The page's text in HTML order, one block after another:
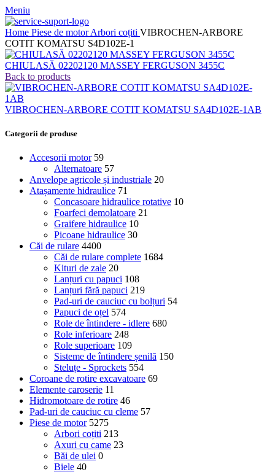
Meniu
Home Piese de motorArbori coțiti VIBROCHEN-ARBORE
COTIT KOMATSU S4D102E-1
CHIULASĂ 02202120 MASSEY FERGUSON 3455C
Back to products
VIBROCHEN-ARBORE COTIT KOMATSU SA4D102E-1AB
Categorii de produse
Accesorii motor 59
Alternatoare 57
Anvelope agricole și industriale 20
Atașamente hidraulice 71
Concasoare hidraulice rotative 10
Foarfeci demolatoare 21
Graifere hidraulice 10
Picoane hidraulice 30
Căi de rulare 4400
Căi de rulare complete 1684
Kituri de zale 20
Lanțuri cu papuci 108
Lanțuri fără papuci 219
Pad-uri de cauciuc cu bolțuri 54
Papuci de oțel 574
Role de întindere - idlere 680
Role inferioare 248
Role superioare 109
Sisteme de întindere șenilă 150
Steluțe - Sprockets 554
Coroane de rotire excavatoare 69
Elemente caroserie 11
Hidromotoare de rotire 46
Pad-uri de cauciuc cu cleme 57
Piese de motor 5275
Arbori coțiti 213
Axuri cu came 23
Băi de ulei 0
Biele 40